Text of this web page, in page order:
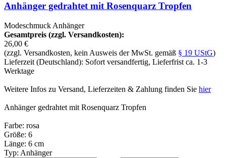
Anhänger gedrahtet mit Rosenquarz Tropfen
Modeschmuck Anhänger
Gesamtpreis (zzgl. Versandkosten):
26,00 €
(zzgl. Versandkosten, kein Ausweis der MwSt. gemäß § 19 UStG)
Lieferzeit (Deutschland): Sofort versandfertig, Lieferfrist ca. 1-3
Werktage
Weitere Infos zu Versand, Lieferzeiten & Zahlung finden Sie hier
Anhänger gedrahtet mit Rosenquarz Tropfen
Farbe: rosa
Größe: 6
Länge: 6 cm
Typ: Anhänger